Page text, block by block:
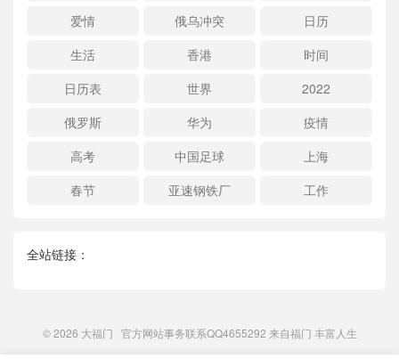
爱情
俄乌冲突
日历
生活
香港
时间
日历表
世界
2022
俄罗斯
华为
疫情
高考
中国足球
上海
春节
亚速钢铁厂 工作
全站链接：
© 2026 大福门 官方网站事务联系QQ4655292 来自福门 丰富人生